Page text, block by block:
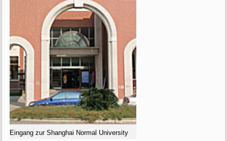
Eingang zur Shanghai Normal University